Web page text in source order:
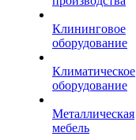
Клининговое
оборудование
Климатическое
оборудование
Металлическая
мебель